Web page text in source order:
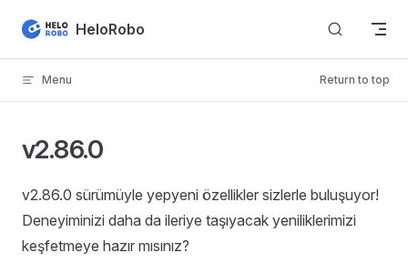
Skip to contentHeloRobo
Menu Return to top
v2.86.0
v2.86.0 sürümüyle yepyeni özellikler sizlerle buluşuyor!
Deneyiminizi daha da ileriye taşıyacak yeniliklerimizi
keşfetmeye hazır mısınız?